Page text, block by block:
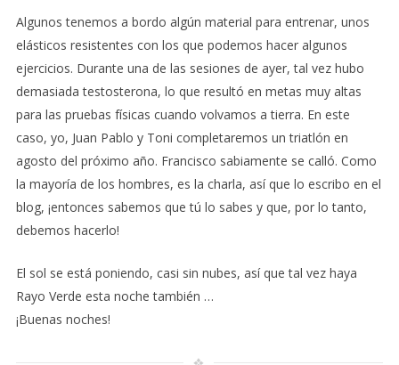
Algunos tenemos a bordo algún material para entrenar, unos
elásticos resistentes con los que podemos hacer algunos
ejercicios. Durante una de las sesiones de ayer, tal vez hubo
demasiada testosterona, lo que resultó en metas muy altas
para las pruebas físicas cuando volvamos a tierra. En este
caso, yo, Juan Pablo y Toni completaremos un triatlón en
agosto del próximo año. Francisco sabiamente se calló. Como
la mayoría de los hombres, es la charla, así que lo escribo en el
blog, ¡entonces sabemos que tú lo sabes y que, por lo tanto,
debemos hacerlo!
El sol se está poniendo, casi sin nubes, así que tal vez haya
Rayo Verde esta noche también …
¡Buenas noches!